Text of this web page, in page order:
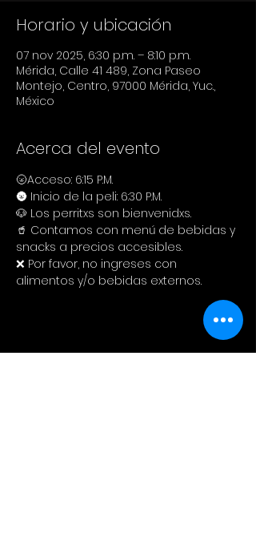
Horario y ubicación
07 nov 2025, 6:30 p.m. – 8:10 p.m.
Mérida, Calle 41 489, Zona Paseo
Montejo, Centro, 97000 Mérida, Yuc.,
México
Acerca del evento
🌝Acceso: 6:15 P.M.
🌚 Inicio de la peli: 6:30 P.M.
🐶 Los perritxs son bienvenidxs.
🥤 Contamos con menú de bebidas y
snacks a precios accesibles.
❌ Por favor, no ingreses con
alimentos y/o bebidas externos.